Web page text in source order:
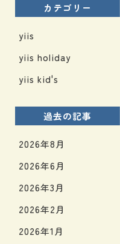
カテゴリー
yiis
yiis holiday
yiis kid's
過去の記事
2026年8月
2026年6月
2026年3月
2026年2月
2026年1月